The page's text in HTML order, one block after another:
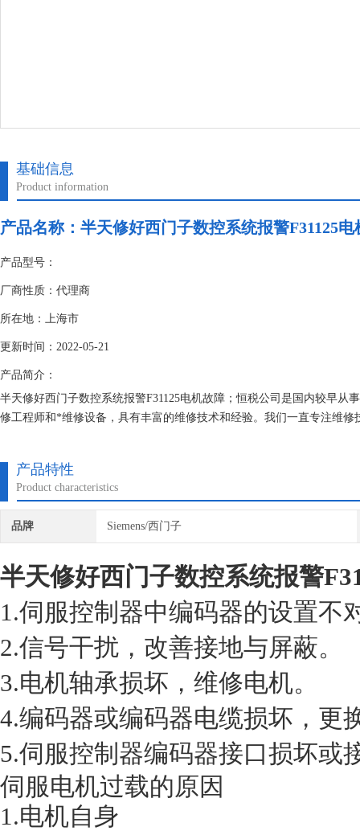
基础信息
Product information
产品名称： 半天修好西门子数控系统报警F31125电
产品型号：
厂商性质：代理商
所在地：上海市
更新时间：2022-05-21
产品简介：
半天修好西门子数控系统报警F31125电机故障；恒税公司是国内较早
修工程师和*维修设备，具有丰富的维修技术和经验。我们一直专注维
产品特性
Product characteristics
品牌 Siemens/西门子
半天修好西门子数控系统报警
1.伺服控制器中编码器的设置不
2.信号干扰，改善接地与屏蔽。
3.电机轴承损坏，维修电机。
4.编码器或编码器电缆损坏，更
5.伺服控制器编码器接口损坏或
伺服电机过载的原因
1.电机自身